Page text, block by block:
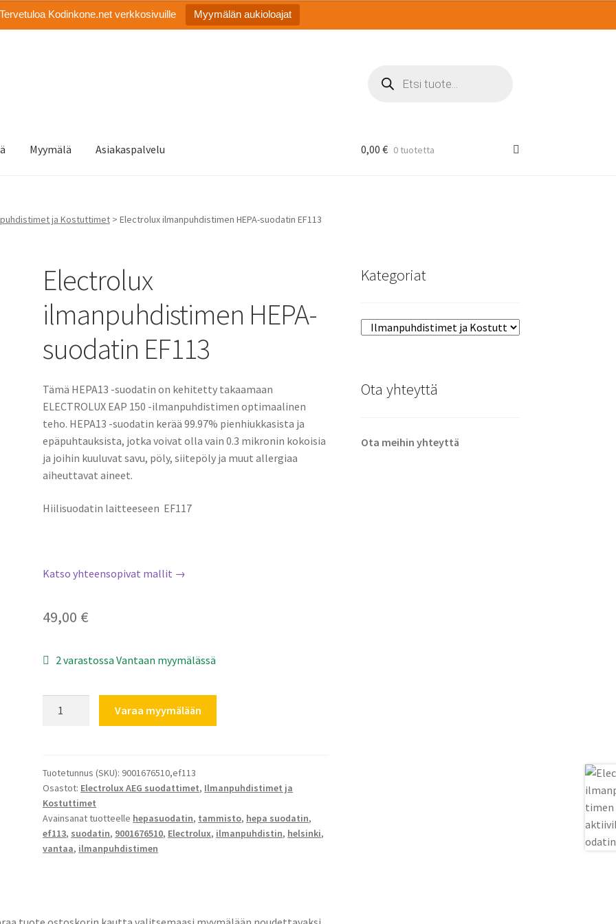
Kodinkone.net verkkosivuille Myymälän aukioloajat
search
Myymälä Asiakaspalvelu 0,00 € 0 tuotetta
ja Kostuttimet> Electrolux ilmanpuhdistimen HEPA-suodatin EF113
Electrolux
ilmanpuhdistimen HEPA-
suodatin EF113
Tämä HEPA13 -suodatin on kehitetty takaamaan
ELECTROLUX EAP 150 -ilmanpuhdistimen optimaalinen
teho. HEPA13 -suodatin kerää 99.97% pienhiukkasista ja
epäpuhtauksista, jotka voivat olla vain 0.3 mikronin kokoisia
ja joihin kuuluvat savu, pöly, siitepöly ja muut allergiaa
aiheuttavat aineet.
Hiilisuodatin laitteeseen EF117
Katso yhteensopivat mallit →
49,00 €
2 varastossa Vantaan myymälässä
EF113
määrä
Varaa myymälään
Tuotetunnus (SKU): 9001676510,ef113
Osastot: Electrolux AEG suodattimet, Ilmanpuhdistimet ja
Kostuttimet
Avainsanat tuotteelle hepasuodatin, tammisto, hepa suodatin,
ef113, suodatin, 9001676510, Electrolux, ilmanpuhdistin, helsinki,
vantaa, ilmanpuhdistimen
Kategoriat
Ota yhteyttä
Ota meihin yhteyttä